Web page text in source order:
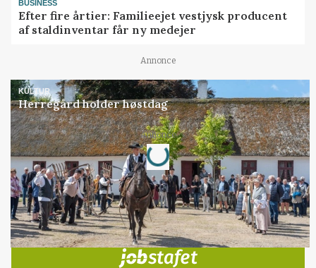
BUSINESS
Efter fire årtier: Familieejet vestjysk producent
af staldinventar får ny medejer
Annonce
KULTUR
Herregård holder høstdag
Annonce
Loading...
Jobs
i samarbejde med